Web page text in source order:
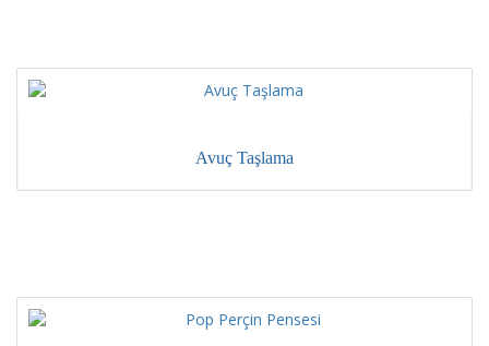
Avuç Taşlama